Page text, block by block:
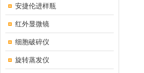
安捷伦进样瓶
红外显微镜
细胞破碎仪
旋转蒸发仪